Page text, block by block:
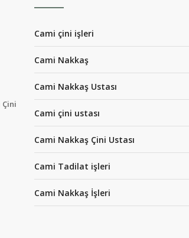
Çini
Cami çini işleri
Cami Nakkaş
Cami Nakkaş Ustası
Cami çini ustası
Cami Nakkaş Çini Ustası
Cami Tadilat işleri
Cami Nakkaş İşleri